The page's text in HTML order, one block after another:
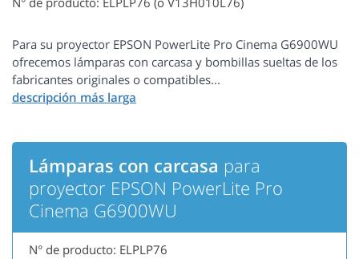
Para su proyector EPSON PowerLite Pro Cinema G6900WU
ofrecemos lámparas con carcasa y bombillas sueltas de los
fabricantes originales o compatibles...
Lámparas con carcasa para
proyector EPSON PowerLite Pro
Cinema G6900WU
N° de producto: ELPLP76